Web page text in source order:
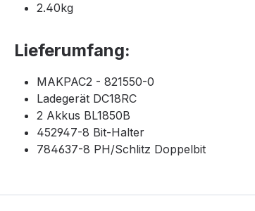
2.40kg
Lieferumfang:
MAKPAC2 - 821550-0
Ladegerät DC18RC
2 Akkus BL1850B
452947-8 Bit-Halter
784637-8 PH/Schlitz Doppelbit